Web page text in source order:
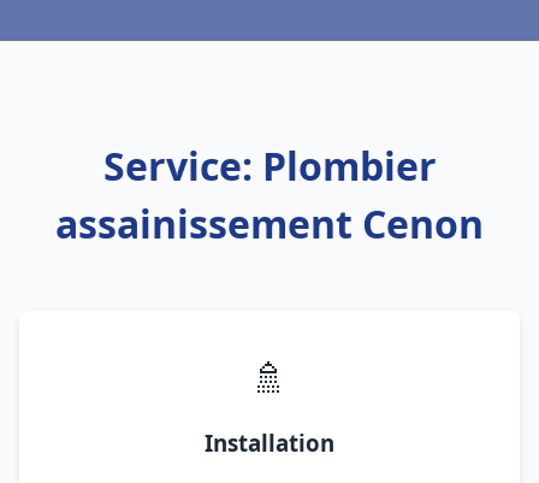
Service: Plombier
assainissement Cenon
🚿
Installation